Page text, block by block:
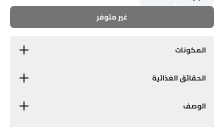
غير متوفر
المكونات
الحقائق الغذائية
الوصف